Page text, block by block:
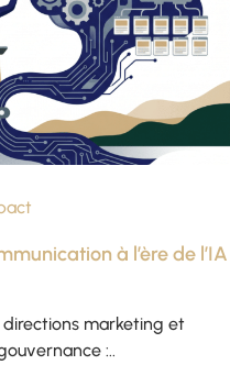
à l’ère de l’IA
marketing et
:..